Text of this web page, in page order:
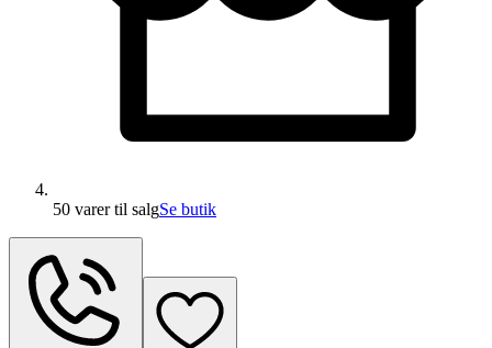
50 varertil salgSe butik